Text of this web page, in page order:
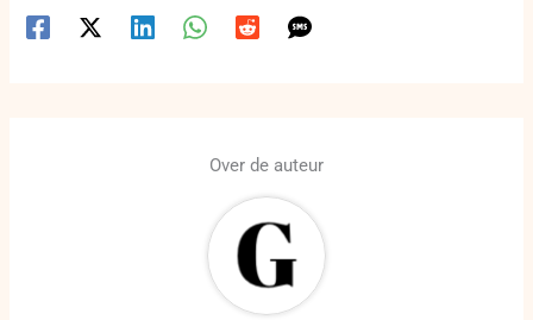
Over de auteur